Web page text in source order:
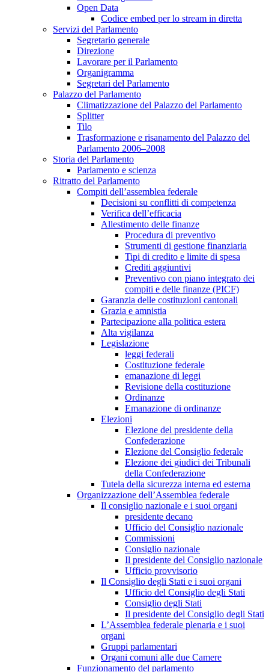
Open Data
Codice embed per lo stream in diretta
Servizi del Parlamento
Segretario generale
Direzione
Lavorare per il Parlamento
Organigramma
Segretari del Parlamento
Palazzo del Parlamento
Climatizzazione del Palazzo del Parlamento
Splitter
Tilo
Trasformazione e risanamento del Palazzo del
Parlamento 2006–2008
Storia del Parlamento
Parlamento e scienza
Ritratto del Parlamento
Compiti dell’assemblea federale
Decisioni su conflitti di competenza
Verifica dell’efficacia
Allestimento delle finanze
Procedura di preventivo
Strumenti di gestione finanziaria
Tipi di credito e limite di spesa
Crediti aggiuntivi
Preventivo con piano integrato dei
compiti e delle finanze (PICF)
Garanzia delle costituzioni cantonali
Grazia e amnistia
Partecipazione alla politica estera
Alta vigilanza
Legislazione
leggi federali
Costituzione federale
emanazione di leggi
Revisione della costituzione
Ordinanze
Emanazione di ordinanze
Elezioni
Elezione del presidente della
Confederazione
Elezione del Consiglio federale
Elezione dei giudici dei Tribunali
della Confederazione
Tutela della sicurezza interna ed esterna
Organizzazione dell’Assemblea federale
Il consiglio nazionale e i suoi organi
presidente decano
Ufficio del Consiglio nazionale
Commissioni
Consiglio nazionale
Il presidente del Consiglio nazionale
Ufficio provvisorio
Il Consiglio degli Stati e i suoi organi
Ufficio del Consiglio degli Stati
Consiglio degli Stati
Il presidente del Consiglio degli Stati
L’Assemblea federale plenaria e i suoi
organi
Gruppi parlamentari
Organi comuni alle due Camere
Funzionamento del parlamento